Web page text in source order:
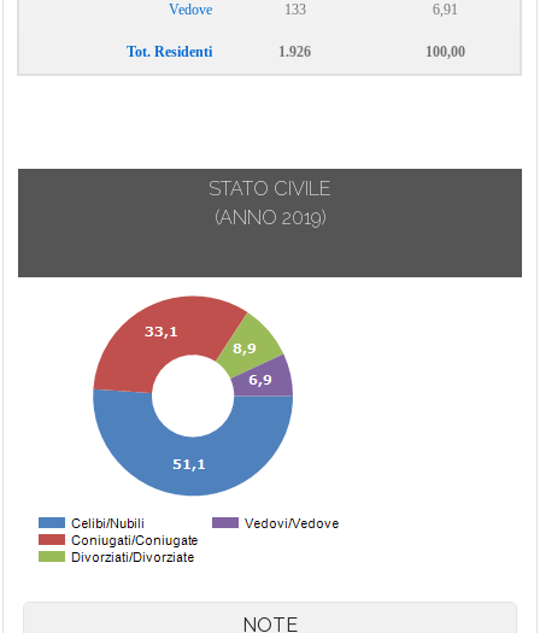
Vedove 133 6,91
Tot. Residenti 1.926 100,00
STATO CIVILE
(ANNO 2019)
NOTE